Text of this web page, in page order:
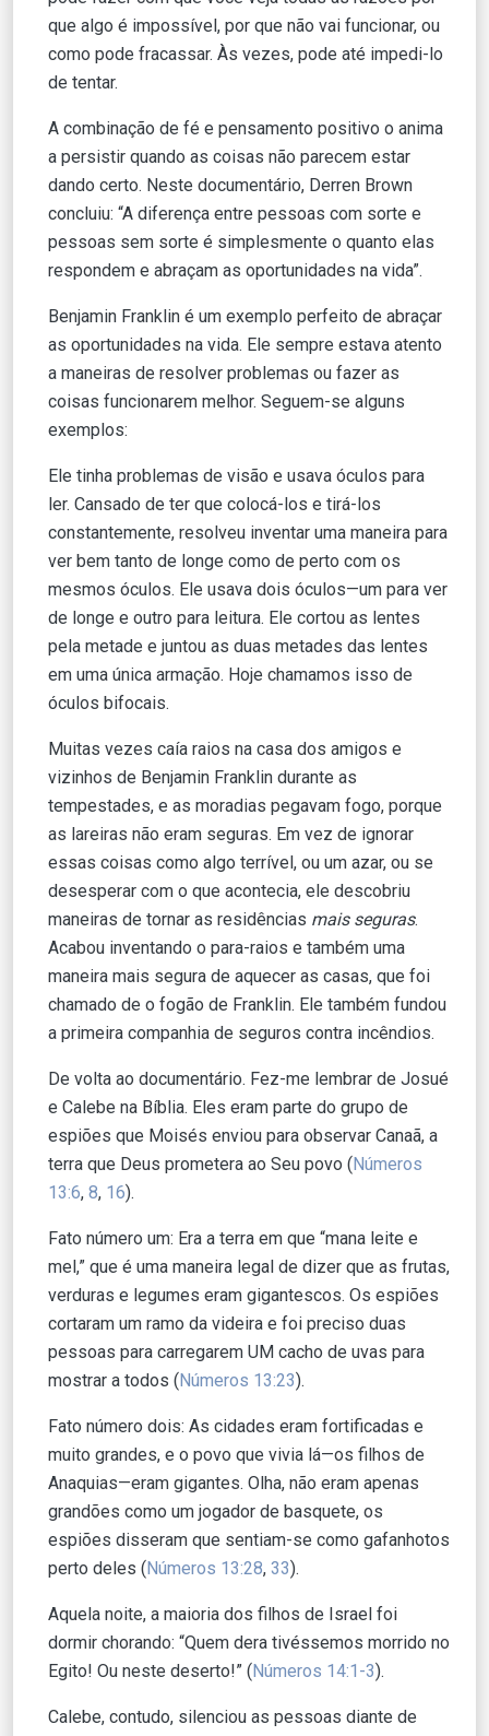
que algo é impossível, por que não vai funcionar, ou
como pode fracassar. Às vezes, pode até impedi-lo
de tentar.
A combinação de fé e pensamento positivo o anima
a persistir quando as coisas não parecem estar
dando certo. Neste documentário, Derren Brown
concluiu: “A diferença entre pessoas com sorte e
pessoas sem sorte é simplesmente o quanto elas
respondem e abraçam as oportunidades na vida”.
Benjamin Franklin é um exemplo perfeito de abraçar
as oportunidades na vida. Ele sempre estava atento
a maneiras de resolver problemas ou fazer as
coisas funcionarem melhor. Seguem-se alguns
exemplos:
Ele tinha problemas de visão e usava óculos para
ler. Cansado de ter que colocá-los e tirá-los
constantemente, resolveu inventar uma maneira para
ver bem tanto de longe como de perto com os
mesmos óculos. Ele usava dois óculos—um para ver
de longe e outro para leitura. Ele cortou as lentes
pela metade e juntou as duas metades das lentes
em uma única armação. Hoje chamamos isso de
óculos bifocais.
Muitas vezes caía raios na casa dos amigos e
vizinhos de Benjamin Franklin durante as
tempestades, e as moradias pegavam fogo, porque
as lareiras não eram seguras. Em vez de ignorar
essas coisas como algo terrível, ou um azar, ou se
desesperar com o que acontecia, ele descobriu
maneiras de tornar as residências mais seguras.
Acabou inventando o para-raios e também uma
maneira mais segura de aquecer as casas, que foi
chamado de o fogão de Franklin. Ele também fundou
a primeira companhia de seguros contra incêndios.
De volta ao documentário. Fez-me lembrar de Josué
e Calebe na Bíblia. Eles eram parte do grupo de
espiões que Moisés enviou para observar Canaã, a
terra que Deus prometera ao Seu povo (Números
13:6, 8, 16).
Fato número um: Era a terra em que “mana leite e
mel,” que é uma maneira legal de dizer que as frutas,
verduras e legumes eram gigantescos. Os espiões
cortaram um ramo da videira e foi preciso duas
pessoas para carregarem UM cacho de uvas para
mostrar a todos (Números 13:23).
Fato número dois: As cidades eram fortificadas e
muito grandes, e o povo que vivia lá—os filhos de
Anaquias—eram gigantes. Olha, não eram apenas
grandões como um jogador de basquete, os
espiões disseram que sentiam-se como gafanhotos
perto deles (Números 13:28, 33).
Aquela noite, a maioria dos filhos de Israel foi
dormir chorando: “Quem dera tivéssemos morrido no
Egito! Ou neste deserto!” (Números 14:1-3).
Calebe, contudo, silenciou as pessoas diante de